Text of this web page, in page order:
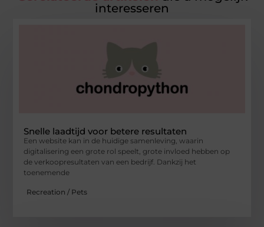
interesseren
Snelle laadtijd voor betere resultaten
Een website kan in de huidige samenleving, waarin
digitalisering een grote rol speelt, grote invloed hebben op
de verkoopresultaten van een bedrijf. Dankzij het
toenemende
Recreation / Pets